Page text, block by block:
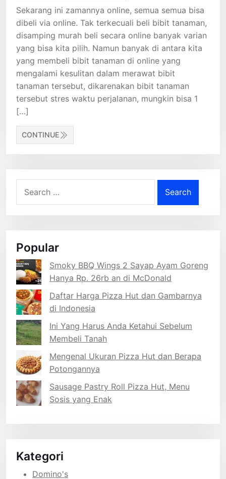
Sekarang ini zamannya online, semua semua bisa
dibeli via online. Tak terkecuali beli bibit tanaman,
disamping murah beli secara online banyak varian
yang bisa kita pilih. Namun banyak di antara kita
yang membeli bibit tanaman di online yang
mengalami kesulitan dalam merawat bibit
tanaman tersebut, dikarenakan bibit tanaman
tersebut stres waktu perjalanan, mungkin bisa 1
[…]
CONTINUE
for:
Popular
Smoky BBQ Wings 2 Sayap Ayam Goreng
Hanya Rp. 26rb an di McDonald
Daftar Harga Pizza Hut dan Gambarnya
di Indonesia
Ini Yang Harus Anda Ketahui Sebelum
Membeli Tanah
Mengenal Ukuran Pizza Hut dan Berapa
Potongannya
Sausage Pastry Roll Pizza Hut, Menu
Sosis yang Enak
Kategori
Domino's